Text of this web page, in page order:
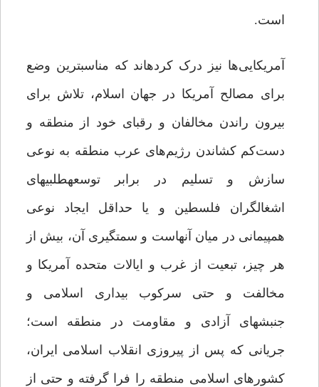
است.
آمریکایی‌ها نیز درک کرده‏اند که مناسب‏ترین وضع
برای مصالح آمریکا در جهان اسلام، تلاش برای
بیرون راندن مخالفان و رقبای خود از منطقه و
دست‌کم کشاندن رژیم‌های عرب منطقه به نوعی
سازش و تسلیم در برابر توسعه‏طلبی‏های
اشغالگران فلسطین و یا حداقل ایجاد نوعی
هم‏پیمانی در میان آنهاست و سمت‏گیری آن، بیش از
هر چیز، تبعیت از غرب و ایالات متحده آمریکا و
مخالفت و حتی سرکوب بیداری اسلامی و
جنبش‏های آزادی و مقاومت در منطقه است؛
جریانی که پس از پیروزی انقلاب اسلامی ایران،
کشورهای اسلامی منطقه را فرا گرفته و حتی از